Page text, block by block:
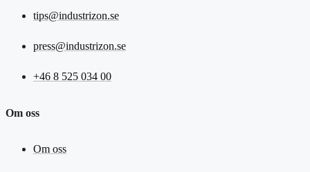
tips@industrizon.se
press@industrizon.se
+46 8 525 034 00
Om oss
Om oss